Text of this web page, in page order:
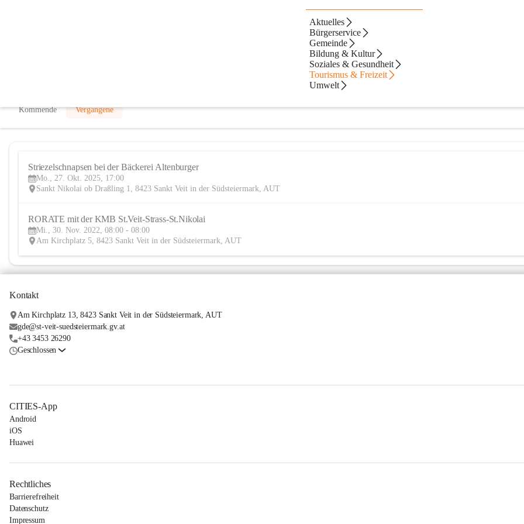
Aktuelles
Bürgerservice
Gemeinde
Bildung & Kultur
Soziales & Gesundheit
Tourismus & Freizeit
Umwelt
Kommende Vergangene
Striezelschnapsen bei der Bäckerei Altenburger
Mo., 27. Okt. 2025, 17:00
Sankt Nikolai ob Draßling 1, 8423 Sankt Veit in der Südsteiermark, AUT
RORATE mit der KMB St.Veit-Strass-St.Nikolai
Mi., 30. Nov. 2022, 08:00 - 08:00
Am Kirchplatz 5, 8423 Sankt Veit in der Südsteiermark, AUT
Kontakt
Am Kirchplatz 13, 8423 Sankt Veit in der Südsteiermark, AUT
gde@st-veit-suedsteiermark.gv.at
+43 3453 26290
Geschlossen
CITIES-App
Android
iOS
Huawei
Rechtliches
Barrierefreiheit
Datenschutz
Impressum